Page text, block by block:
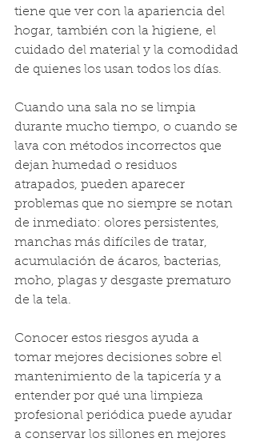
tiene que ver con la apariencia del
hogar, también con la higiene, el
cuidado del material y la comodidad
de quienes los usan todos los días.
Cuando una sala no se limpia
durante mucho tiempo, o cuando se
lava con métodos incorrectos que
dejan humedad o residuos
atrapados, pueden aparecer
problemas que no siempre se notan
de inmediato: olores persistentes,
manchas más difíciles de tratar,
acumulación de ácaros, bacterias,
moho, plagas y desgaste prematuro
de la tela.
Conocer estos riesgos ayuda a
tomar mejores decisiones sobre el
mantenimiento de la tapicería y a
entender por qué una limpieza
profesional periódica puede ayudar
a conservar los sillones en mejores